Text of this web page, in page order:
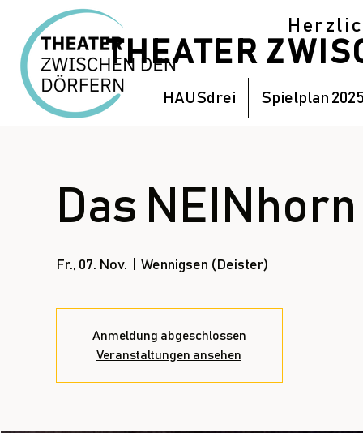
THEATER
HAUSdrei Spielplan
Das NEINhorn
Fr., 07. Nov. Wennigsen (Deister)
Anmeldung abgeschlossen
Veranstaltungen ansehen